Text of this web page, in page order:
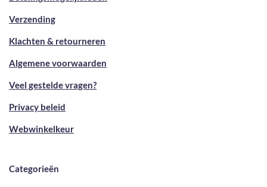
Verzending
Klachten & retourneren
Algemene voorwaarden
Veel gestelde vragen?
Privacy beleid
Webwinkelkeur
Categorieën